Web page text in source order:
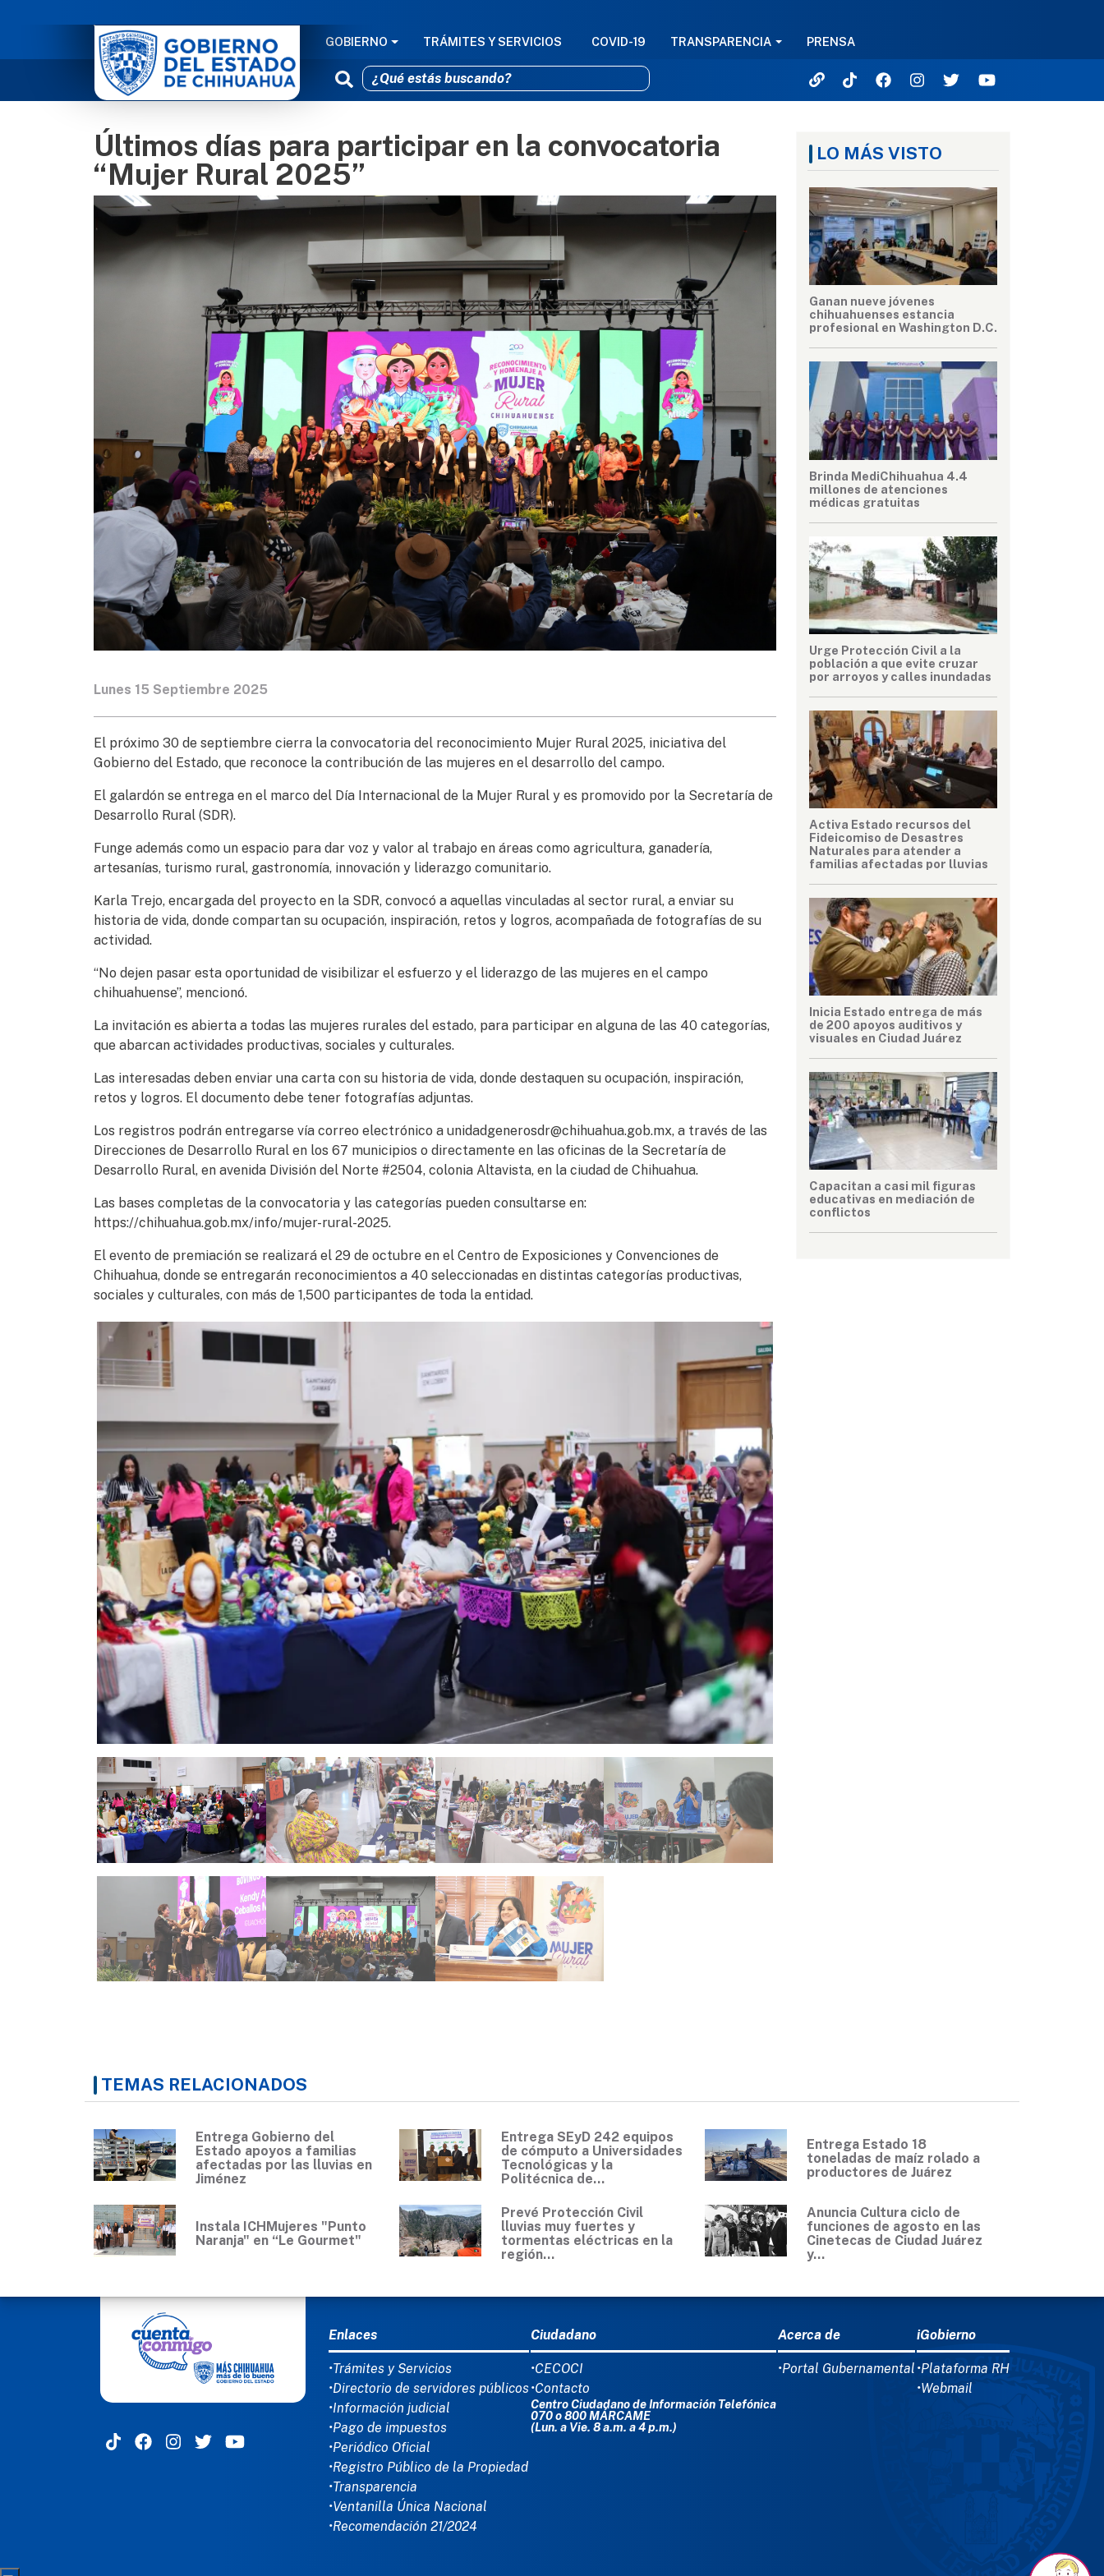
Pasar al contenido principal
NAVEGACIÓN PRINCIPAL
GOBIERNO TRÁMITES Y SERVICIOS COVID-19 TRANSPARENCIA PRENSA
Últimos días para participar en la convocatoria
“Mujer Rural 2025”
Lunes 15 Septiembre 2025
El próximo 30 de septiembre cierra la convocatoria del reconocimiento Mujer Rural 2025, iniciativa del
Gobierno del Estado, que reconoce la contribución de las mujeres en el desarrollo del campo.
El galardón se entrega en el marco del Día Internacional de la Mujer Rural y es promovido por la Secretaría de
Desarrollo Rural (SDR).
Funge además como un espacio para dar voz y valor al trabajo en áreas como agricultura, ganadería,
artesanías, turismo rural, gastronomía, innovación y liderazgo comunitario.
Karla Trejo, encargada del proyecto en la SDR, convocó a aquellas vinculadas al sector rural, a enviar su
historia de vida, donde compartan su ocupación, inspiración, retos y logros, acompañada de fotografías de su
actividad.
“No dejen pasar esta oportunidad de visibilizar el esfuerzo y el liderazgo de las mujeres en el campo
chihuahuense”, mencionó.
La invitación es abierta a todas las mujeres rurales del estado, para participar en alguna de las 40 categorías,
que abarcan actividades productivas, sociales y culturales.
Las interesadas deben enviar una carta con su historia de vida, donde destaquen su ocupación, inspiración,
retos y logros. El documento debe tener fotografías adjuntas.
Los registros podrán entregarse vía correo electrónico a unidadgenerosdr@chihuahua.gob.mx, a través de las
Direcciones de Desarrollo Rural en los 67 municipios o directamente en las oficinas de la Secretaría de
Desarrollo Rural, en avenida División del Norte #2504, colonia Altavista, en la ciudad de Chihuahua.
Las bases completas de la convocatoria y las categorías pueden consultarse en:
https://chihuahua.gob.mx/info/mujer-rural-2025.
El evento de premiación se realizará el 29 de octubre en el Centro de Exposiciones y Convenciones de
Chihuahua, donde se entregarán reconocimientos a 40 seleccionadas en distintas categorías productivas,
sociales y culturales, con más de 1,500 participantes de toda la entidad.
LO MÁS VISTO
Ganan nueve jóvenes
chihuahuenses estancia
profesional en Washington D.C.
Brinda MediChihuahua 4.4
millones de atenciones
médicas gratuitas
Urge Protección Civil a la
población a que evite cruzar
por arroyos y calles inundadas
Activa Estado recursos del
Fideicomiso de Desastres
Naturales para atender a
familias afectadas por lluvias
Inicia Estado entrega de más
de 200 apoyos auditivos y
visuales en Ciudad Juárez
Capacitan a casi mil figuras
educativas en mediación de
conflictos
TEMAS RELACIONADOS
Entrega Gobierno del
Estado apoyos a familias
afectadas por las lluvias en
Jiménez
Entrega SEyD 242 equipos
de cómputo a Universidades
Tecnológicas y la
Politécnica de...
Entrega Estado 18
toneladas de maíz rolado a
productores de Juárez
Instala ICHMujeres "Punto
Naranja" en “Le Gourmet"
Prevé Protección Civil
lluvias muy fuertes y
tormentas eléctricas en la
región...
Anuncia Cultura ciclo de
funciones de agosto en las
Cinetecas de Ciudad Juárez
y...
MENÚ DEL PIE
Enlaces
•Trámites y Servicios
•Directorio de servidores públicos
•Información judicial
•Pago de impuestos
•Periódico Oficial
•Registro Público de la Propiedad
•Transparencia
•Ventanilla Única Nacional
•Recomendación 21/2024
Ciudadano
•CECOCI
•Contacto
Centro Ciudadano de Información Telefónica
070 o 800 MÁRCAME
(Lun. a Vie. 8 a.m. a 4 p.m.)
Acerca de
•Portal Gubernamental
iGobierno
•Plataforma RH
•Webmail